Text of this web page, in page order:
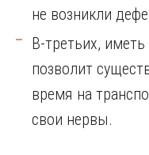
не возникли
В-третьих,
позволит
время на
свои нервы.